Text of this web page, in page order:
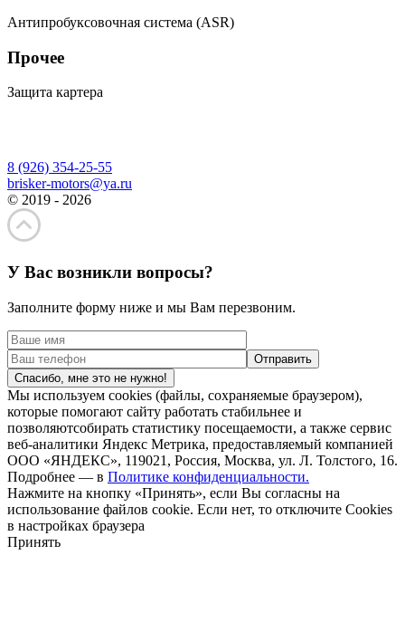
Антипробуксовочная система (ASR)
Прочее
Защита картера
8 (926) 354-25-55
brisker-motors@ya.ru
© 2019 - 2026
У Вас возникли вопросы?
Заполните форму ниже и мы Вам перезвоним.
Спасибо, мне это не нужно!
Мы используем cookies (файлы, сохраняемые браузером),
которые помогают сайту работать стабильнее и
позволяютсобирать статистику посещаемости, а также сервис
веб-аналитики Яндекс Метрика, предоставляемый компанией
ООО «ЯНДЕКС», 119021, Россия, Москва, ул. Л. Толстого, 16.
Подробнее — в Политике конфиденциальности.
Нажмите на кнопку «Принять», если Вы согласны на
использование файлов cookie. Если нет, то отключите Cookies
в настройках браузера
Принять